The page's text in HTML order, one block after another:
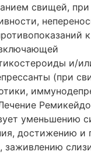
свищей, при
и/
(при
уменьшению
достижению
заживлению